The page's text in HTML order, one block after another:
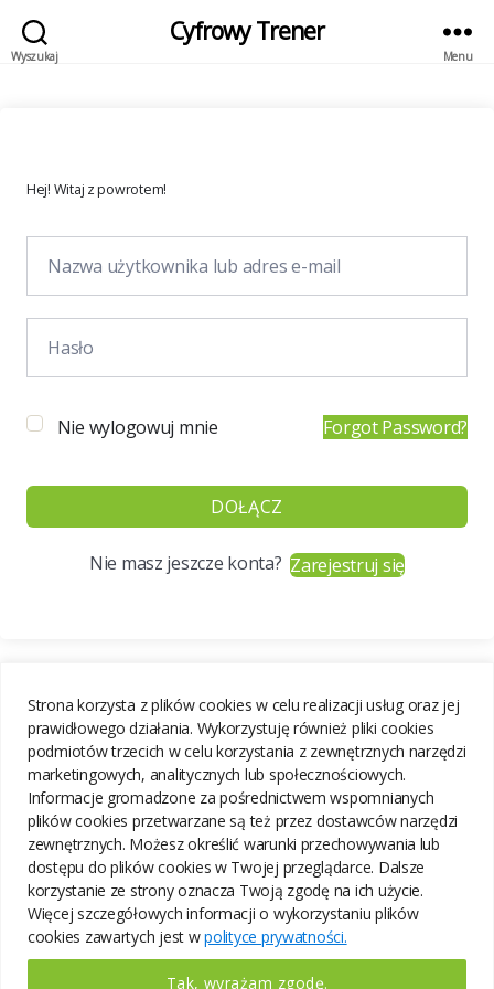
Strona korzysta z plików cookies w celu realizacji usług oraz jej
prawidłowego działania. Wykorzystuję również pliki cookies
podmiotów trzecich w celu korzystania z zewnętrznych narzędzi
marketingowych, analitycznych lub społecznościowych.
Informacje gromadzone za pośrednictwem wspomnianych
plików cookies przetwarzane są też przez dostawców narzędzi
zewnętrznych. Możesz określić warunki przechowywania lub
dostępu do plików cookies w Twojej przeglądarce. Dalsze
korzystanie ze strony oznacza Twoją zgodę na ich użycie.
Więcej szczegółowych informacji o wykorzystaniu plików
cookies zawartych jest wpolityce prywatności.
Tak, wyrażam zgodę.
Wyszukaj
Cyfrowy Trener
Menu
Hej! Witaj z powrotem!
Nie wylogowuj mnie Forgot Password?
DOŁĄCZ
Nie masz jeszcze konta?Zarejestruj się